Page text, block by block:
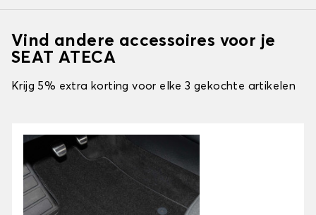
Vind andere accessoires voor je
SEAT ATECA
Krijg 5% extra korting voor elke 3 gekochte artikelen